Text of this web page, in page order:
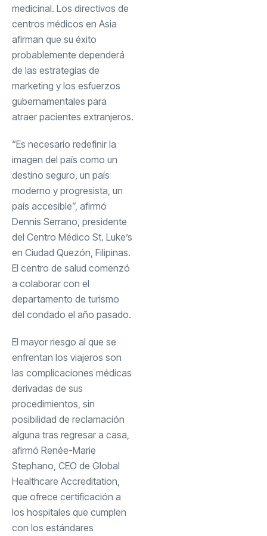
medicinal. Los directivos de
centros médicos en Asia
afirman que su éxito
probablemente dependerá
de las estrategias de
marketing y los esfuerzos
gubernamentales para
atraer pacientes extranjeros.
“Es necesario redefinir la
imagen del país como un
destino seguro, un país
moderno y progresista, un
país accesible”, afirmó
Dennis Serrano, presidente
del Centro Médico St. Luke’s
en Ciudad Quezón, Filipinas.
El centro de salud comenzó
a colaborar con el
departamento de turismo
del condado el año pasado.
El mayor riesgo al que se
enfrentan los viajeros son
las complicaciones médicas
derivadas de sus
procedimientos, sin
posibilidad de reclamación
alguna tras regresar a casa,
afirmó Renée-Marie
Stephano, CEO de Global
Healthcare Accreditation,
que ofrece certificación a
los hospitales que cumplen
con los estándares